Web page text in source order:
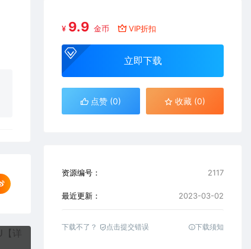
¥ 9.9 金币 VIP折扣
立即下载
点赞 (0) 收藏 (0)
资源编号： 2117
最近更新： 2023-03-02
下载不了？ 点击提交错误 下载须知